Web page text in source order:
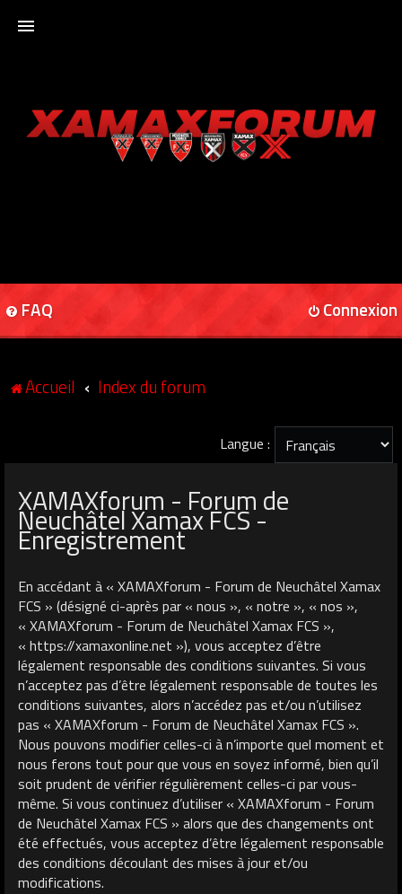
XAMAXFORUM
FAQ Connexion
Accueil Index du forum
Langue :
XAMAXforum - Forum de
Neuchâtel Xamax FCS -
Enregistrement
En accédant à « XAMAXforum - Forum de Neuchâtel Xamax
FCS » (désigné ci-après par « nous », « notre », « nos »,
« XAMAXforum - Forum de Neuchâtel Xamax FCS »,
« https://xamaxonline.net »), vous acceptez d’être
légalement responsable des conditions suivantes. Si vous
n’acceptez pas d’être légalement responsable de toutes les
conditions suivantes, alors n’accédez pas et/ou n’utilisez
pas « XAMAXforum - Forum de Neuchâtel Xamax FCS ».
Nous pouvons modifier celles-ci à n’importe quel moment et
nous ferons tout pour que vous en soyez informé, bien qu’il
soit prudent de vérifier régulièrement celles-ci par vous-
même. Si vous continuez d’utiliser « XAMAXforum - Forum
de Neuchâtel Xamax FCS » alors que des changements ont
été effectués, vous acceptez d’être légalement responsable
des conditions découlant des mises à jour et/ou
modifications.